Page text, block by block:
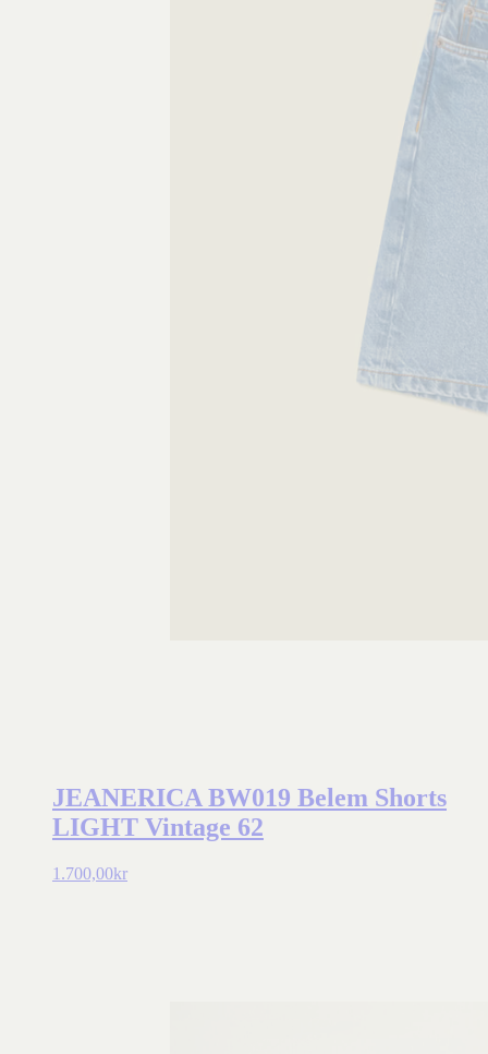
JEANERICA BW019 Belem Shorts
LIGHT Vintage 62
1.700,00kr